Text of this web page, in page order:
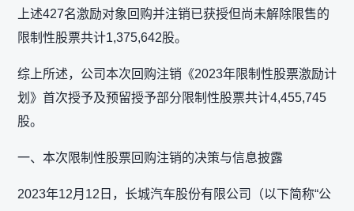
上述427名激励对象回购并注销已获授但尚未解除限售的
限制性股票共计1,375,642股。
综上所述，公司本次回购注销《2023年限制性股票激励计
划》首次授予及预留授予部分限制性股票共计4,455,745
股。
一、本次限制性股票回购注销的决策与信息披露
2023年12月12日，长城汽车股份有限公司（以下简称“公